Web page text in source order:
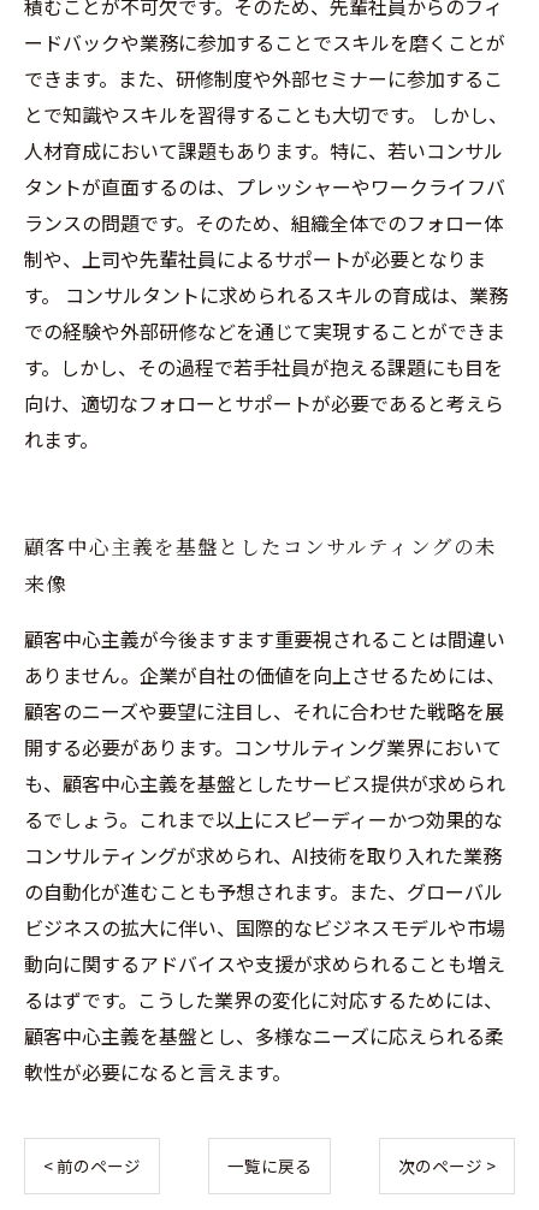
積むことが不可欠です。そのため、先輩社員からのフィ
ードバックや業務に参加することでスキルを磨くことが
できます。また、研修制度や外部セミナーに参加するこ
とで知識やスキルを習得することも大切です。 しかし、
人材育成において課題もあります。特に、若いコンサル
タントが直面するのは、プレッシャーやワークライフバ
ランスの問題です。そのため、組織全体でのフォロー体
制や、上司や先輩社員によるサポートが必要となりま
す。 コンサルタントに求められるスキルの育成は、業務
での経験や外部研修などを通じて実現することができま
す。しかし、その過程で若手社員が抱える課題にも目を
向け、適切なフォローとサポートが必要であると考えら
れます。
顧客中心主義を基盤としたコンサルティングの未
来像
顧客中心主義が今後ますます重要視されることは間違い
ありません。企業が自社の価値を向上させるためには、
顧客のニーズや要望に注目し、それに合わせた戦略を展
開する必要があります。コンサルティング業界において
も、顧客中心主義を基盤としたサービス提供が求められ
るでしょう。これまで以上にスピーディーかつ効果的な
コンサルティングが求められ、AI技術を取り入れた業務
の自動化が進むことも予想されます。また、グローバル
ビジネスの拡大に伴い、国際的なビジネスモデルや市場
動向に関するアドバイスや支援が求められることも増え
るはずです。こうした業界の変化に対応するためには、
顧客中心主義を基盤とし、多様なニーズに応えられる柔
軟性が必要になると言えます。
< 前のページ 一覧に戻る 次のページ >